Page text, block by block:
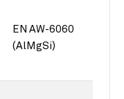
EN AW-6060
(AlMgSi)